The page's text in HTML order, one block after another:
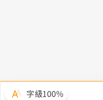
字級100％